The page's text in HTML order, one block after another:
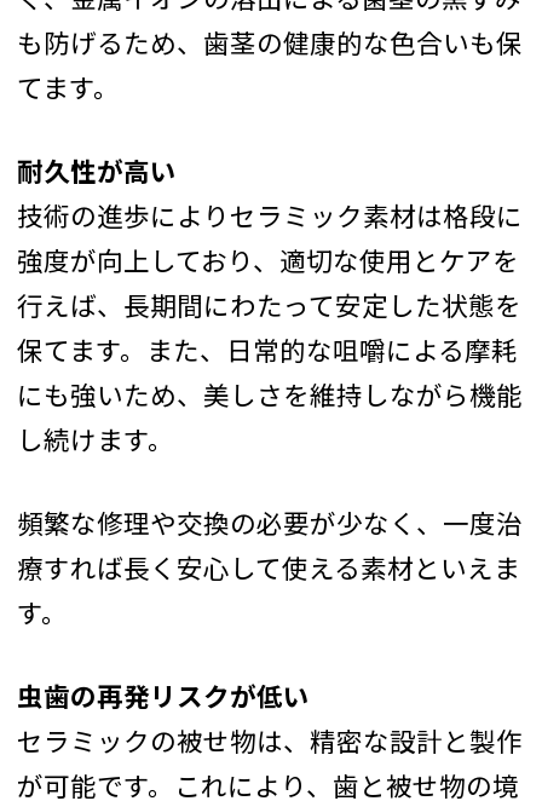
も防げるため、歯茎の健康的な色合いも保
てます。
耐久性が高い
技術の進歩によりセラミック素材は格段に
強度が向上しており、適切な使用とケアを
行えば、長期間にわたって安定した状態を
保てます。また、日常的な咀嚼による摩耗
にも強いため、美しさを維持しながら機能
し続けます。
頻繁な修理や交換の必要が少なく、一度治
療すれば長く安心して使える素材といえま
す。
虫歯の再発リスクが低い
セラミックの被せ物は、精密な設計と製作
が可能です。これにより、歯と被せ物の境